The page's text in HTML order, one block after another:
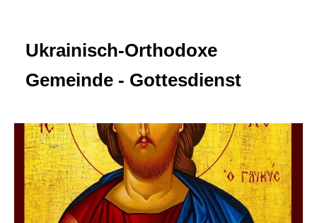
Ukrainisch-Orthodoxe
Gemeinde - Gottesdienst